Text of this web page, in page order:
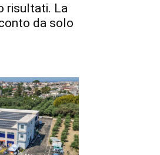
risultati. La
da solo